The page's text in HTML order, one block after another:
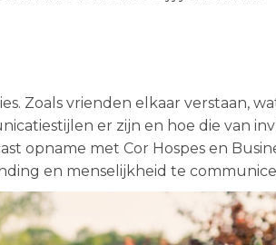
Zoals vrienden elkaar verstaan,
er zijn en hoe die van
opname met Cor Hospes en
en menselijkheid te